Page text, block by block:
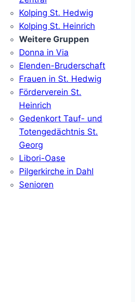
Kolping St. Hedwig
Kolping St. Heinrich
Weitere Gruppen
Donna in Via
Elenden-Bruderschaft
Frauen in St. Hedwig
Förderverein St.
Heinrich
Gedenkort Tauf- und
Totengedächtnis St.
Georg
Libori-Oase
Pilgerkirche in Dahl
Senioren